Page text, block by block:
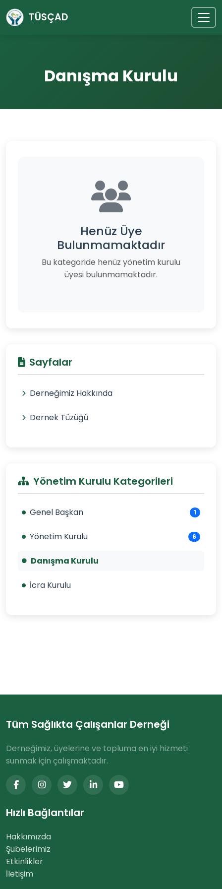
TÜSÇAD
Danışma Kurulu
Henüz Üye
Bulunmamaktadır
Bu kategoride henüz yönetim kurulu
üyesi bulunmamaktadır.
Sayfalar
Derneğimiz Hakkında
Dernek Tüzüğü
Yönetim Kurulu Kategorileri
Genel Başkan 1
Yönetim Kurulu 6
Danışma Kurulu
İcra Kurulu
Tüm Sağlıkta Çalışanlar Derneği
Derneğimiz, üyelerine ve topluma en iyi hizmeti
sunmak için çalışmaktadır.
Hızlı Bağlantılar
Hakkımızda
Şubelerimiz
Etkinlikler
İletişim